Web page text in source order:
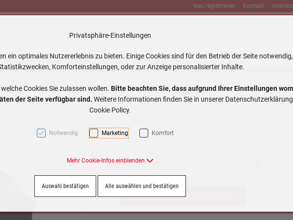
Neu registrieren Kontakt
Traktionsbatterien Stationär Batterien Ladegeräte MAKITA Suche
Jetzt einloggen und Preise einsehen!
Jetzt einloggen / kostenlos registrieren
Privatsphäre-Einstellungen
ein optimales Nutzererlebnis zu bieten. Einige Cookies sind für den Betrieb der Seite
Komforteinstellungen, oder zur Anzeige personalisierter Inhalte.
Cookies Sie zulassen wollen. Bitte beachten Sie, dass aufgrund Ihrer Einstellungen
der Seite verfügbar sind. Weitere Informationen finden Sie in unserer
Cookie Policy.
Notwendig Marketing Komfort
Mehr Cookie-Infos einblenden
Auswahl bestätigen Alle auswählen und bestätigen